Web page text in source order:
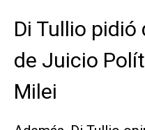
Di Tullio pidió
de Juicio
Milei